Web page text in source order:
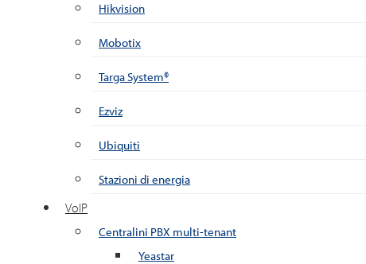
Hikvision
Mobotix
Targa System®
Ezviz
Ubiquiti
Stazioni di energia
VoIP
Centralini PBX multi-tenant
Yeastar